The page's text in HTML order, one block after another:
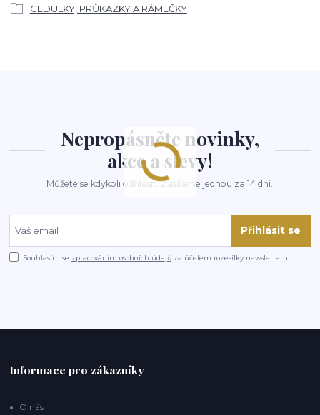
CEDULKY, PRŮKAZKY A RÁMEČKY
Nepropásněte novinky,
akce a slevy!
Můžete se kdykoli odhlásit. Zasíláme jednou za 14 dní.
Přihlásit se
Souhlasím se zpracováním osobních údajů za účelem rozesílky newsletteru.
Informace pro zákazníky
O nás